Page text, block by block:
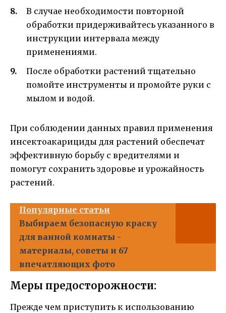
В случае необходимости повторной
обработки придерживайтесь указанного в
инструкции интервала между
применениями.
После обработки растений тщательно
помойте инструменты и промойте руки с
мылом и водой.
При соблюдении данных правил применения
инсектоакарициды для растений обеспечат
эффективную борьбу с вредителями и
помогут сохранить здоровье и урожайность
растений.
Популярные статьи
Выбираем безопасную краску
для ванной комнаты -
материалы, советы и 67
впечатляющих фото
Меры предосторожности:
Прежде чем приступить к использованию